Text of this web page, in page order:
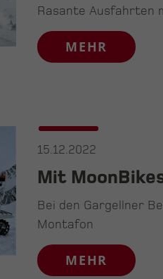
Rasante Ausfahrten
MEHR
15.12.2022
Mit
Bei den Gargellner
Montafon
MEHR